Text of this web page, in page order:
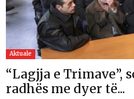
Aktuale
“Lagjja e Trimave”,
radhës me dyer të...